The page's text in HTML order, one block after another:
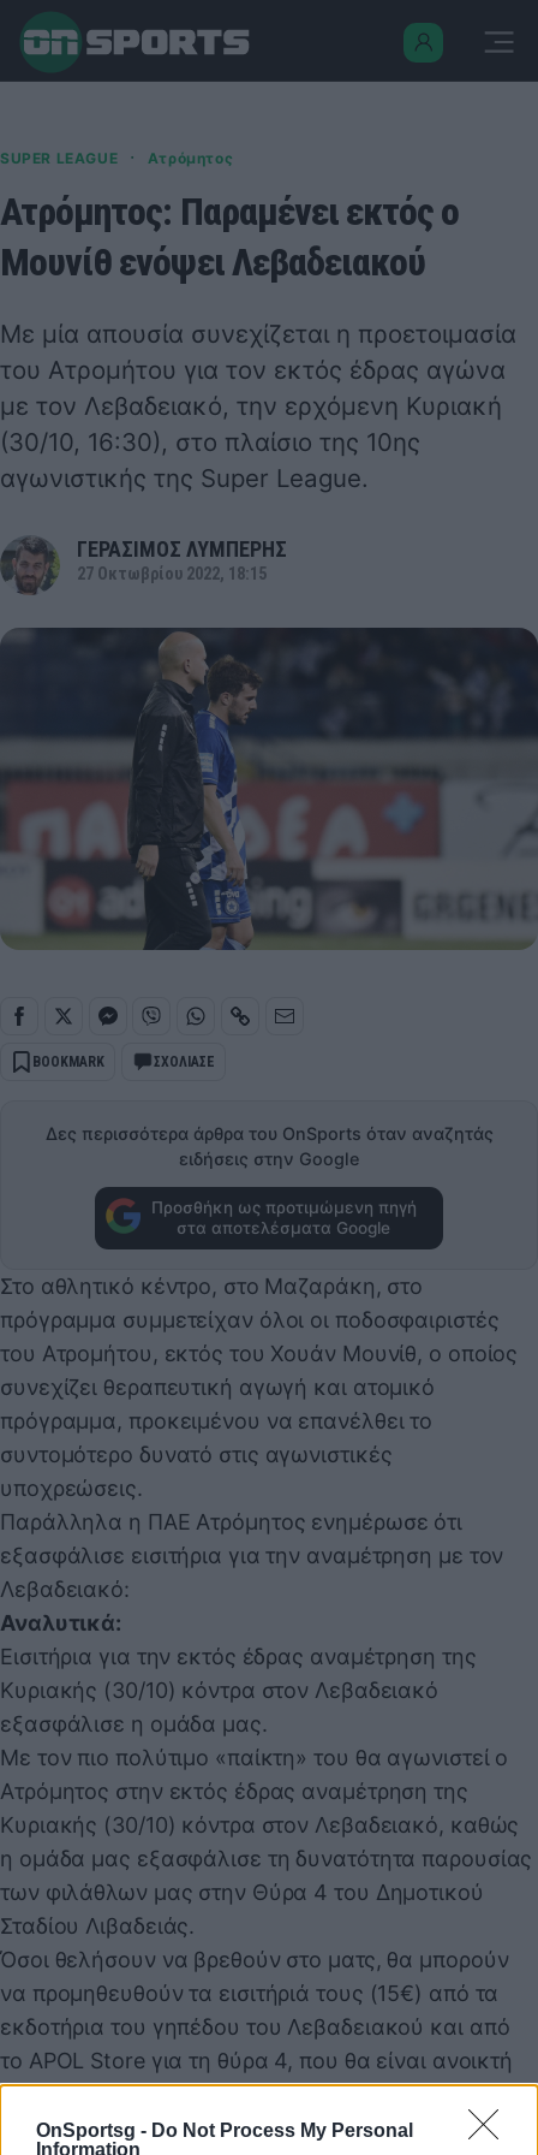
OnSportsg - Do Not Process My Personal
Information
SUPER LEAGUE · Ατρόμητος
Ατρόμητος: Παραμένει εκτός ο
Μουνίθ ενόψει Λεβαδειακού
Με μία απουσία συνεχίζεται η προετοιμασία
του Ατρομήτου για τον εκτός έδρας αγώνα
με τον Λεβαδειακό, την ερχόμενη Κυριακή
(30/10, 16:30), στο πλαίσιο της 10ης
αγωνιστικής της Super League.
ΓΕΡΑΣΙΜΟΣ ΛΥΜΠΕΡΗΣ
27 Οκτωβρίου 2022, 18:15
BOOKMARK ΣΧΟΛΙΑΣΕ
Δες περισσότερα άρθρα του OnSports όταν αναζητάς
ειδήσεις στην Google
Προσθήκη ως προτιμώμενη πηγή
στα αποτελέσματα Google
Στο αθλητικό κέντρο, στο Μαζαράκη, στο
πρόγραμμα συμμετείχαν όλοι οι ποδοσφαιριστές
του Ατρομήτου, εκτός του Χουάν Μουνίθ, ο οποίος
συνεχίζει θεραπευτική αγωγή και ατομικό
πρόγραμμα, προκειμένου να επανέλθει το
συντομότερο δυνατό στις αγωνιστικές
υποχρεώσεις.
Παράλληλα η ΠΑΕ Ατρόμητος ενημέρωσε ότι
εξασφάλισε εισιτήρια για την αναμέτρηση με τον
Λεβαδειακό:
Αναλυτικά:
Εισιτήρια για την εκτός έδρας αναμέτρηση της
Κυριακής (30/10) κόντρα στον Λεβαδειακό
εξασφάλισε η ομάδα μας.
Με τον πιο πολύτιμο «παίκτη» του θα αγωνιστεί ο
Ατρόμητος στην εκτός έδρας αναμέτρηση της
Κυριακής (30/10) κόντρα στον Λεβαδειακό, καθώς
η ομάδα μας εξασφάλισε τη δυνατότητα παρουσίας
των φιλάθλων μας στην Θύρα 4 του Δημοτικού
Σταδίου Λιβαδειάς.
Όσοι θελήσουν να βρεθούν στο ματς, θα μπορούν
να προμηθευθούν τα εισιτήριά τους (15€) από τα
εκδοτήρια του γηπέδου του Λεβαδειακού και από
το APOL Store για τη θύρα 4, που θα είναι ανοικτή
για τους φιλάθλους μας.
Η ΠΑΕ Ατρόμητος συνιστά στους φιλάθλους της που